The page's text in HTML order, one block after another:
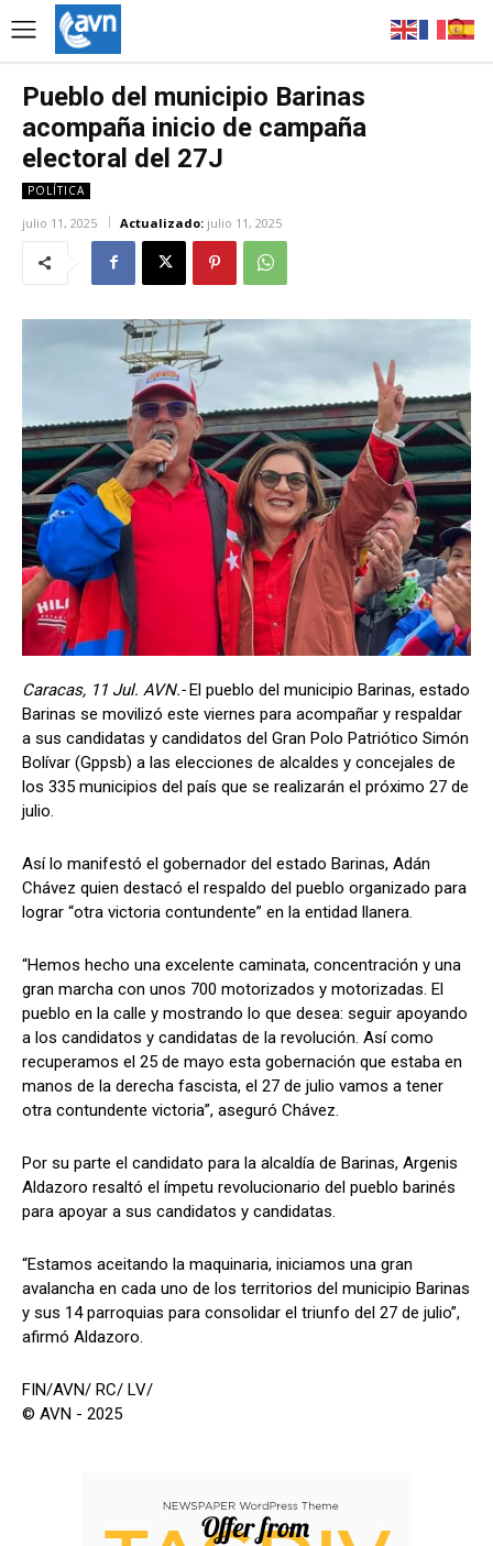
Pueblo del municipio Barinas
acompaña inicio de campaña
electoral del 27J
POLÍTICA
julio 11, 2025 Actualizado: julio 11, 2025
Caracas, 11 Jul. AVN.-El pueblo del municipio Barinas, estado
Barinas se movilizó este viernes para acompañar y respaldar
a sus candidatas y candidatos del Gran Polo Patriótico Simón
Bolívar (Gppsb) a las elecciones de alcaldes y concejales de
los 335 municipios del país que se realizarán el próximo 27 de
julio.
Así lo manifestó el gobernador del estado Barinas, Adán
Chávez quien destacó el respaldo del pueblo organizado para
lograr “otra victoria contundente” en la entidad llanera.
“Hemos hecho una excelente caminata, concentración y una
gran marcha con unos 700 motorizados y motorizadas. El
pueblo en la calle y mostrando lo que desea: seguir apoyando
a los candidatos y candidatas de la revolución. Así como
recuperamos el 25 de mayo esta gobernación que estaba en
manos de la derecha fascista, el 27 de julio vamos a tener
otra contundente victoria”, aseguró Chávez.
Por su parte el candidato para la alcaldía de Barinas, Argenis
Aldazoro resaltó el ímpetu revolucionario del pueblo barinés
para apoyar a sus candidatos y candidatas.
“Estamos aceitando la maquinaria, iniciamos una gran
avalancha en cada uno de los territorios del municipio Barinas
y sus 14 parroquias para consolidar el triunfo del 27 de julio”,
afirmó Aldazoro.
FIN/AVN/ RC/ LV/
© AVN - 2025